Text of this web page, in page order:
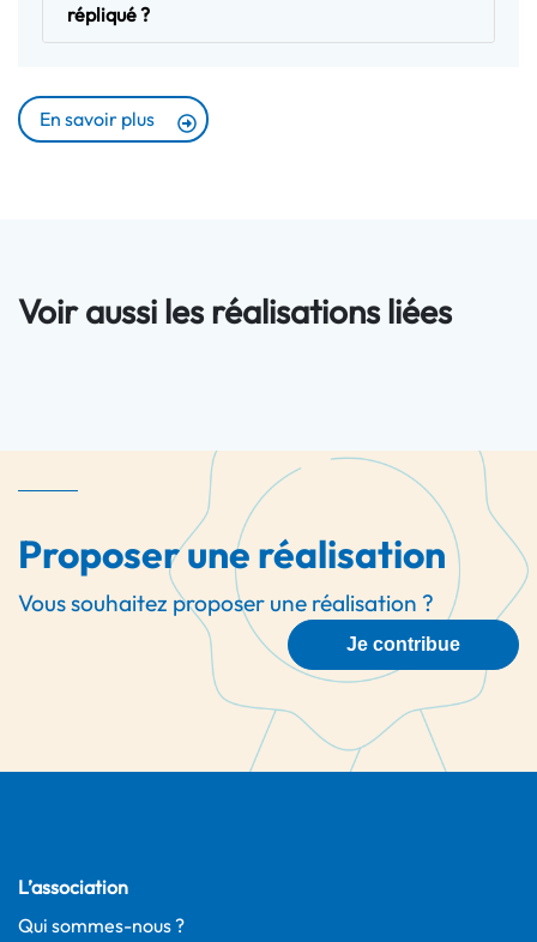
répliqué ?
En savoir plus
Voir aussi les réalisations liées
Proposer une réalisation
Vous souhaitez proposer une réalisation ?
Je contribue
L’association
Qui sommes-nous ?